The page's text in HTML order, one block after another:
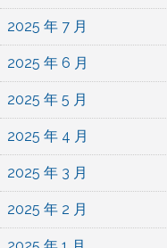
2025 年 7 月
2025 年 6 月
2025 年 5 月
2025 年 4 月
2025 年 3 月
2025 年 2 月